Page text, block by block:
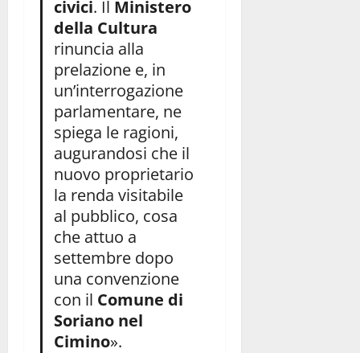
civici. Il Ministero
della Cultura
rinuncia alla
prelazione e, in
un’interrogazione
parlamentare, ne
spiega le ragioni,
augurandosi che il
nuovo proprietario
la renda visitabile
al pubblico, cosa
che attuo a
settembre dopo
una convenzione
con il Comune di
Soriano nel
Cimino».